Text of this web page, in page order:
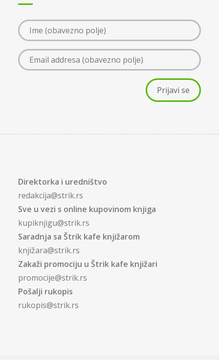
Direktorka i uredništvo
redakcija@strik.rs
Sve u vezi s online kupovinom knjiga
kupiknjigu@strik.rs
Saradnja sa Štrik kafe knjižarom
knjižara@strik.rs
Zakaži promociju u Štrik kafe knjižari
promocije@strik.rs
Pošalji rukopis
rukopis@strik.rs